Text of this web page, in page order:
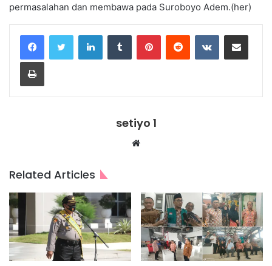
permasalahan dan membawa pada Suroboyo Adem.(her)
LinkedInTumblr PinterestReddit VKontakteShare via Email
Print
setiyo 1
Website
Related Articles